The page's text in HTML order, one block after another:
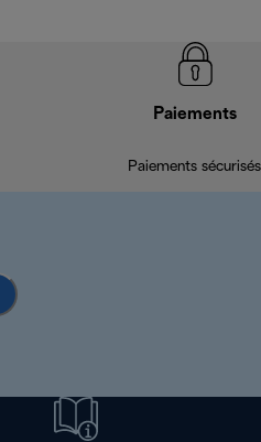
Paiements
Paiements sécurisés